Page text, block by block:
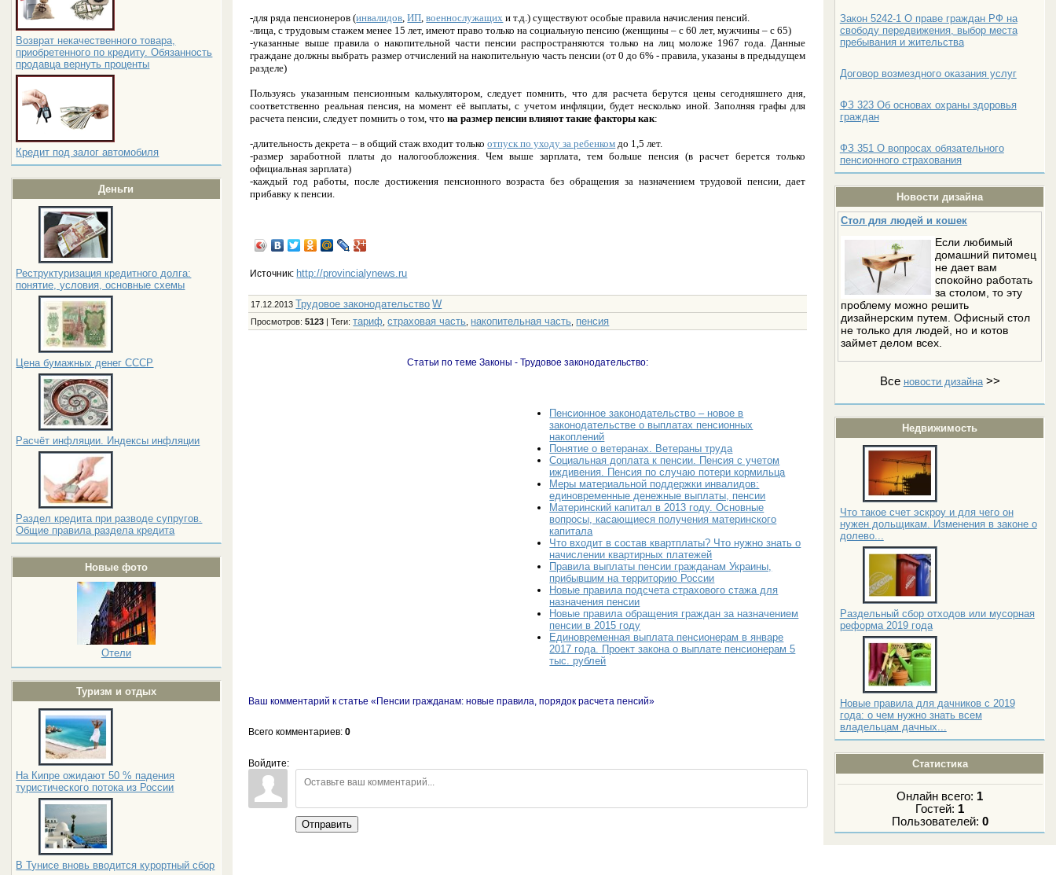
Возврат некачественного товара,
приобретенного по кредиту. Обязанность
продавца вернуть проценты
Кредит под залог автомобиля
Деньги
Реструктуризация кредитного долга:
понятие, условия, основные схемы
Цена бумажных денег СССР
Расчёт инфляции. Индексы инфляции
Раздел кредита при разводе супругов.
Общие правила раздела кредита
Новые фото
Отели
Туризм и отдых
На Кипре ожидают 50 % падения
туристического потока из России
В Тунисе вновь вводится курортный сбор
Закон 5242-1 О праве граждан РФ на
свободу передвижения, выбор места
пребывания и жительства
Договор возмездного оказания услуг
ФЗ 323 Об основах охраны здоровья
граждан
ФЗ 351 О вопросах обязательного
пенсионного страхования
Новости дизайна
Стол для людей и кошек
Если любимый
домашний питомец
не дает вам
спокойно работать
за столом, то эту
проблему можно решить
дизайнерским путем. Офисный стол
не только для людей, но и котов
займет делом всех.
Все новости дизайна>>
Недвижимость
Что такое счет эскроу и для чего он
нужен дольщикам. Изменения в законе о
долево...
Раздельный сбор отходов или мусорная
реформа 2019 года
Новые правила для дачников с 2019
года: о чем нужно знать всем
владельцам дачных...
Статистика
Онлайн всего: 1
Гостей: 1
Пользователей: 0
-для ряда пенсионеров (инвалидов,ИП,военнослужащих и т.д.) существуют особые правила начисления пенсий.
-лица, с трудовым стажем менее 15 лет, имеют право только на социальную пенсию (женщины – с 60 лет, мужчины – с 65)
-указанные выше правила о накопительной части пенсии распространяются только на лиц моложе 1967 года. Данные
граждане должны выбрать размер отчислений на накопительную часть пенсии (от 0 до 6% - правила, указаны в предыдущем
разделе)
Пользуясь указанным пенсионным калькулятором, следует помнить, что для расчета берутся цены сегодняшнего дня,
соответственно реальная пенсия, на момент её выплаты, с учетом инфляции, будет несколько иной. Заполняя графы для
расчета пенсии, следует помнить о том, чтона размер пенсии влияют такие факторы как:
-длительность декрета – в общий стаж входит толькоотпуск по уходу за ребенком до 1,5 лет.
-размер заработной платы до налогообложения. Чем выше зарплата, тем больше пенсия (в расчет берется только
официальная зарплата)
-каждый год работы, после достижения пенсионного возраста без обращения за назначением трудовой пенсии, дает
прибавку к пенсии.
Источник: http://provincialynews.ru
17.12.2013 Трудовое законодательство W
Просмотров:5123 |Теги:тариф ,страховая часть накопительная часть пенсия
Статьи по теме Законы - Трудовое законодательство:
Пенсионное законодательство – новое в
законодательстве о выплатах пенсионных
накоплений
Понятие о ветеранах. Ветераны труда
Социальная доплата к пенсии. Пенсия с учетом
иждивения. Пенсия по случаю потери кормильца
Меры материальной поддержки инвалидов:
единовременные денежные выплаты, пенсии
Материнский капитал в 2013 году. Основные
вопросы, касающиеся получения материнского
капитала
Что входит в состав квартплаты? Что нужно знать о
начислении квартирных платежей
Правила выплаты пенсии гражданам Украины,
прибывшим на территорию России
Новые правила подсчета страхового стажа для
назначения пенсии
Новые правила обращения граждан за назначением
пенсии в 2015 году
Единовременная выплата пенсионерам в январе
2017 года. Проект закона о выплате пенсионерам 5
тыс. рублей
Ваш комментарий к статье «Пенсии гражданам: новые правила, порядок расчета пенсий»
Всего комментариев:0
Войдите:
Отправить